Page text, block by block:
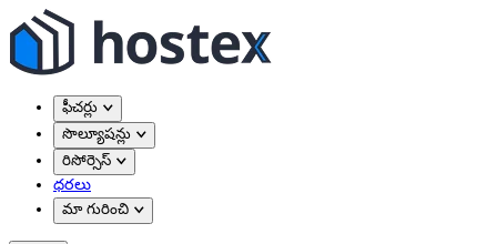
ఫీచర్లు
సొల్యూషన్లు
రిసోర్సెస్
ధరలు
మా గురించి